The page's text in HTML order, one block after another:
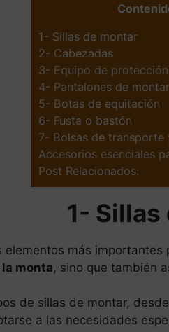
1- Sillas de montar
2- Cabezadas
3- Equipo de protección
4- Pantalones de montar
5- Botas de equitación
6- Fusta o bastón
7- Bolsas de transporte
Accesorios esenciales
Post Relacionados:
1-
elementos más importantes
monta, sino que también
de sillas de montar,
a las necesidades